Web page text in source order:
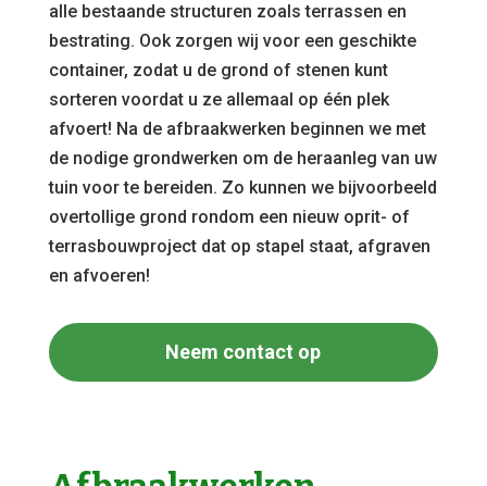
alle bestaande structuren zoals terrassen en
bestrating. Ook zorgen wij voor een geschikte
container, zodat u de grond of stenen kunt
sorteren voordat u ze allemaal op één plek
afvoert! Na de afbraakwerken beginnen we met
de nodige grondwerken om de heraanleg van uw
tuin voor te bereiden. Zo kunnen we bijvoorbeeld
overtollige grond rondom een nieuw oprit- of
terrasbouwproject dat op stapel staat, afgraven
en afvoeren!
Neem contact op